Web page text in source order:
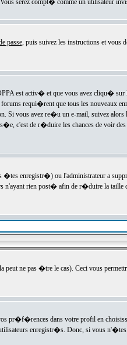
serez compt� comme un utilisateur
passe, puis suivez les instructions et vous
est activ� et que vous avez cliqu� sur
requi�rent que tous les nouveaux
Si vous avez re�u un e-mail, suivez alors
c'est de r�duire les chances de voir
enregistr�) ou l'administrateur a
n'ayant rien post� afin de r�duire la taille
ne pas �tre le cas). Ceci vous
pr�f�rences dans votre profil en
enregistr�s. Donc, si vous